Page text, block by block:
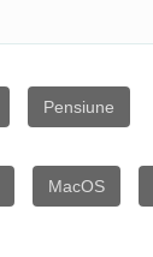
Pensiune
MacOS